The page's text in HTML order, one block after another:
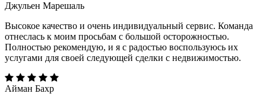
Джульен Марешаль
Высокое качество и очень индивидуальный сервис. Команда
отнеслась к моим просьбам с большой осторожностью.
Полностью рекомендую, и я с радостью воспользуюсь их
услугами для своей следующей сделки с недвижимостью.
Айман Бахр